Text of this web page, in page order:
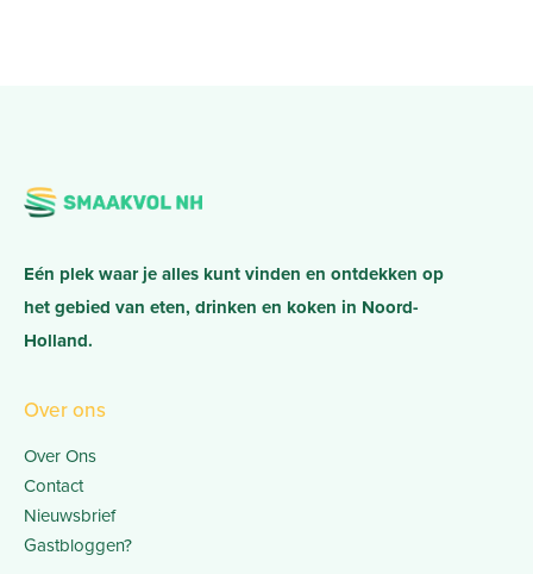
Eén plek waar je alles kunt vinden en ontdekken op
het gebied van eten, drinken en koken in Noord-
Holland.
Over ons
Over Ons
Contact
Nieuwsbrief
Gastbloggen?